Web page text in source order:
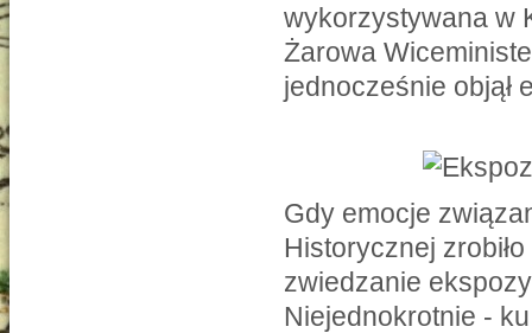
wykorzystywana w
Żarowa
jednocześnie objął
Gdy emocje
Historycznej
zwiedzanie
Niejednokrotnie -